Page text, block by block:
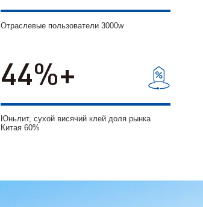
Отраслевые пользователи 3000w
60
Юньлит, сухой висячий клей доля рынка
Китая 60%